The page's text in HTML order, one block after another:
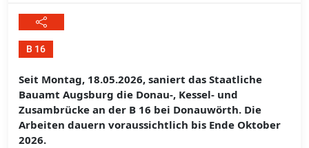
B 16
Seit Montag, 18.05.2026, saniert das Staatliche
Bauamt Augsburg die Donau-, Kessel- und
Zusambrücke an der B 16 bei Donauwörth. Die
Arbeiten dauern voraussichtlich bis Ende Oktober
2026.